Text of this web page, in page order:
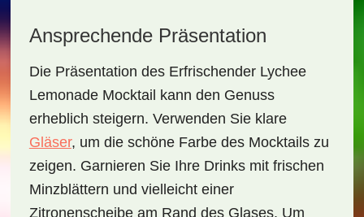
Ansprechende Präsentation
Die Präsentation des Erfrischender Lychee
Lemonade Mocktail kann den Genuss
erheblich steigern. Verwenden Sie klare
Gläser, um die schöne Farbe des Mocktails zu
zeigen. Garnieren Sie Ihre Drinks mit frischen
Minzblättern und vielleicht einer
Zitronenscheibeam Rand des Glases. Um